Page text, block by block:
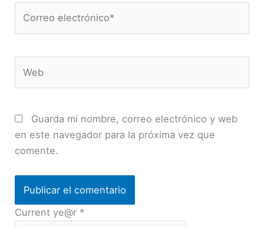
electrónico*
Guarda mi nombre, correo electrónico y web
en este navegador para la próxima vez que
comente.
Current ye@r *